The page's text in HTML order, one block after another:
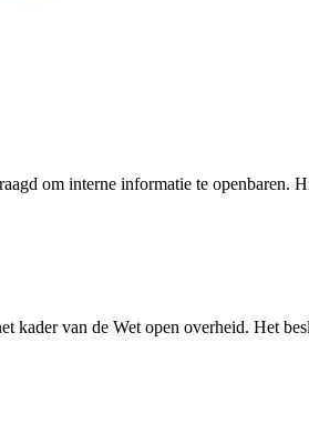
om interne informatie te openbaren.
kader van de Wet open overheid. Het